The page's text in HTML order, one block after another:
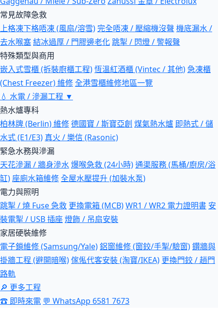
常見故障急救
上格凍下格唔凍 (風扇/溶雪)完全唔凍 / 壓縮機沒聲 機底漏水 /
去水喉塞結冰過厚 / 門膠邊老化跳掣 / 閃燈 / 警報聲
特殊類型與商用
嵌入式雪櫃 (拆裝廚櫃工程)恆溫紅酒櫃 (Vintec / 其他)急凍櫃
(Chest Freezer) 維修全港雪櫃維修地區一覽
💧 水電 / 滲漏工程 ▼
熱水爐專科
柏林牌 (Berlin) 維修德國寶 / 斯寶亞創 煤氣熱水爐 即熱式 / 儲
水式 (E1/E3) 真火 / 樂信 (Rasonic)
緊急水務與滲漏
天花滲漏 / 牆身滲水爆喉急救 (24小時)通渠服務 (馬桶/廚房/浴
缸) 座廁水箱維修全屋水壓提升 (加裝水泵)
電力與照明
跳掣 / 燒 Fuse 急救 更換電箱 (MCB)WR1 / WR2 電力證明書 安
裝電掣 / USB 插座燈飾 / 吊扇安裝
家居硬裝維修
電子鎖維修 (Samsung/Yale)鋁窗維修 (窗鉸/手掣/驗窗)鑽牆與
掛牆工程 (避開暗喉)傢俬代客安裝 (淘寶/IKEA) 更換門鉸 / 趟門
路軌
🔎 更多工程
☎ 即時來電 💬 WhatsApp 6581 7673